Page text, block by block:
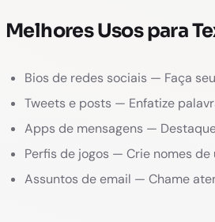
Melhores Usos para
Bios de redes sociais — Faça
Tweets e posts — Enfatize
Apps de mensagens —
Perfis de jogos — Crie nomes
Assuntos de email — Chame